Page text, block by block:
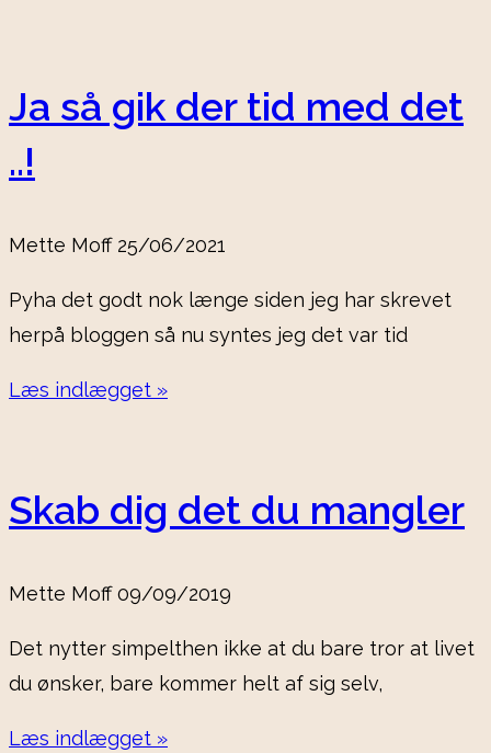
Ja så gik der tid med det
..!
Mette Moff 25/06/2021
Pyha det godt nok længe siden jeg har skrevet
herpå bloggen så nu syntes jeg det var tid
Læs indlægget »
Skab dig det du mangler
Mette Moff09/09/2019
Det nytter simpelthen ikke at du bare tror at livet
du ønsker, bare kommer helt af sig selv,
Læs indlægget »